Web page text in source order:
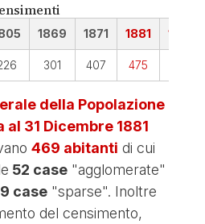
1869 1871 1881 1901
301 407 475
della Popolazione
31 Dicembre 1881
469 abitanti di cui
52 case"agglomerate"
9 case"sparse". Inoltre
del censimento,